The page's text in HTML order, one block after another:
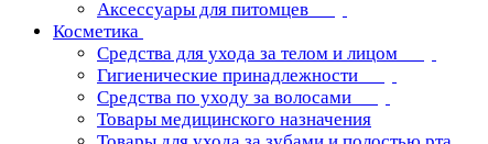
Аксессуары для питомцев
Косметика
Средства для ухода за телом и лицом
Гигиенические принадлежности
Средства по уходу за волосами
Товары медицинского назначения